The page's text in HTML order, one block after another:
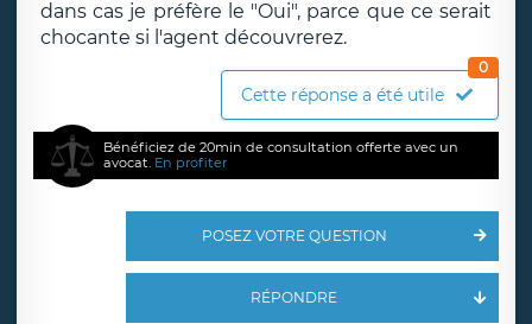
dans cas je préfère le "Oui", parce que ce serait
chocante si l'agent découvrerez.
Cette réponse a été utile
0
Bénéficiez de 20min de consultation offerte avec un
avocat. En profiter
POSEZ VOTRE QUESTION
RÉPONDRE